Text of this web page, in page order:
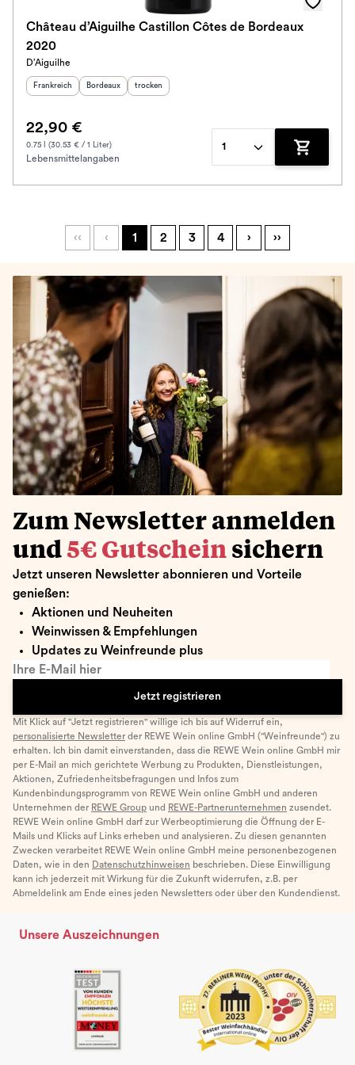
Château d’Aiguilhe Castillon Côtes de Bordeaux
2020
D’Aiguilhe
Herkunftsland
Frankreich Herkunftsregion:
Bordeaux Geschmack
trocken
22,90 €
0.75 l (30.53 € / 1 Liter)
Lebensmittelangaben
1
Zum
‹‹ ‹ 1 2 3 4 › ››
Zum Newsletter anmelden
und 5€ Gutschein sichern
Jetzt unseren Newsletter abonnieren und Vorteile
genießen:
Aktionen und Neuheiten
Weinwissen & Empfehlungen
Updates zu Weinfreunde plus
Ihre E-Mail hier
Jetzt registrieren
Mit Klick auf "Jetzt registrieren" willige ich bis auf Widerruf ein,
personalisierte Newsletter der REWE Wein online GmbH ("Weinfreunde") zu
erhalten. Ich bin damit einverstanden, dass die REWE Wein online GmbH mir
per E-Mail an mich gerichtete Werbung zu Produkten, Dienstleistungen,
Aktionen, Zufriedenheitsbefragungen und Infos zum
Kundenbindungsprogramm von REWE Wein online GmbH und anderen
Unternehmen der REWE Group und REWE-Partnerunternehmen zusendet.
REWE Wein online GmbH darf zur Werbeoptimierung die Öffnung der E-
Mails und Klicks auf Links erheben und analysieren. Zu diesen genannten
Zwecken verarbeitet REWE Wein online GmbH meine personenbezogenen
Daten, wie in den Datenschutzhinweisen beschrieben. Diese Einwilligung
kann ich jederzeit mit Wirkung für die Zukunft widerrufen, z.B. per
Abmeldelink am Ende eines jeden Newsletters oder über den Kundendienst.
Unsere Auszeichnungen